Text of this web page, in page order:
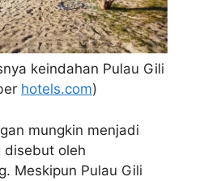
keindahan Pulau Gili
hotels.com)
mungkin menjadi
disebut oleh
Meskipun Pulau Gili